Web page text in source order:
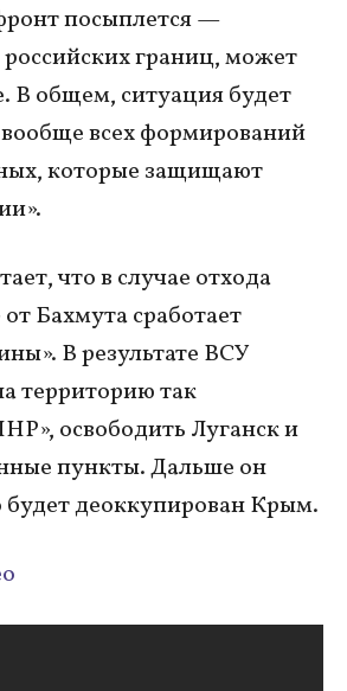
посыплется —
границ, может
В общем, ситуация будет
всех формирований
которые защищают
что в случае отхода
Бахмута сработает
В результате ВСУ
территорию так
освободить Луганск и
пункты. Дальше он
будет деоккупирован Крым.